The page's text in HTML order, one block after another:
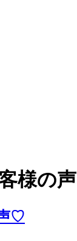
様の声
♡